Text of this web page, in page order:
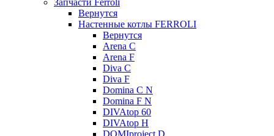
Запчасти Ferroli
Вернутся
Настенные котлы FERROLI
Вернутся
Arena C
Arena F
Diva C
Diva F
Domina C N
Domina F N
DIVAtop 60
DIVAtop H
DOMIproject D